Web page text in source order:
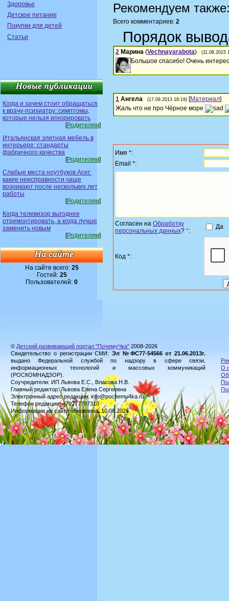
Здоровье
Детское питание
Покупки для детей
Статьи
Когда и зачем стоит обращаться
к врачу-психиатру: симптомы,
которые нельзя игнорировать
[Родителям]
Итальянская элитная мебель в
интерьере: стандарты
фабричного качества
[Родителям]
Слабые места ноутбуков Acer:
какие неисправности чаще
возникают после нескольких лет
работы
[Родителям]
Когда телевизор выгоднее
отремонтировать, а когда лучше
заменить новым
[Родителям]
На сайте всего: 25
Гостей: 25
Пользователей: 0
Рекомендуем
Всего комментариев: 2
Порядок
2 Марина (Vechnayarabota) (11.08.2015
Большое спасибо! Очень
1 Ангела (17.09.2013 18:19) [Материал]
Жаль что не про Чёрное море
Имя *:
Email *:
Согласен на Обработку
персональных данных? *:
Да
Код *:
© Детский развивающий портал "ПочемуЧка" 2008-2026
Свидетельство о регистрации СМИ: Эл №ФС77-54566 от 21.06.2013г.
выдано Федеральной службой по надзору в сфере связи,
информационных технологий и массовых коммуникаций
(РОСКОМНАДЗОР).
Соучредители: ИП Львова Е.С., Власова Н.В.
Главный редактор: Львова Елена Сергеевна
Электронный адрес редакции: info@pochemu4ka.ru
Телефон редакции: +79277797310
Информация на сайте обновлена: 10.08.2026
О